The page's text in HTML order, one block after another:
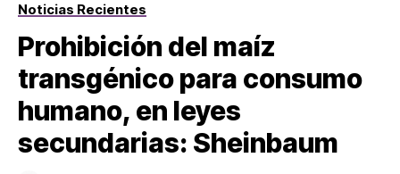
Noticias Recientes
Prohibición del maíz
transgénico para consumo
humano, en leyes
secundarias: Sheinbaum